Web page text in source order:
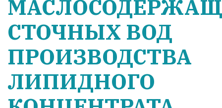
СТОЧНЫХ ВОД
ПРОИЗВОДСТВА
ЛИПИДНОГО